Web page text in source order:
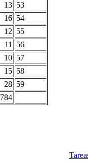
13 53
16 54
12 55
11
56
10 57
15 58
28 59
784